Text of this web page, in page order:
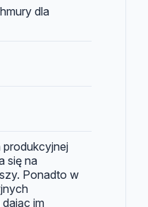
dla
produkcyjnej
się na
Ponadto w
im